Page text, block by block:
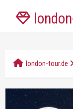
london-tour.de